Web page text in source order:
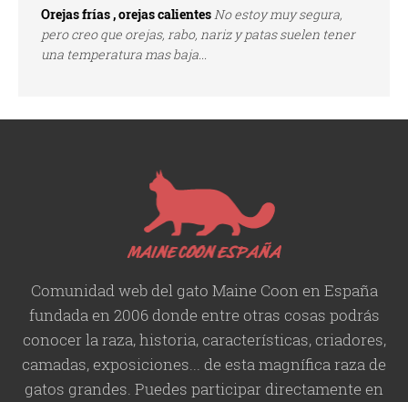
Orejas frías , orejas calientesNo estoy muy segura,
pero creo que orejas, rabo, nariz y patas suelen tener
una temperatura mas baja...
Comunidad web del gato Maine Coon en España
fundada en 2006 donde entre otras cosas podrás
conocer la raza, historia,características, criadores,
camadas, exposiciones... de esta magnífica raza de
gatos grandes. Puedes participar directamente en